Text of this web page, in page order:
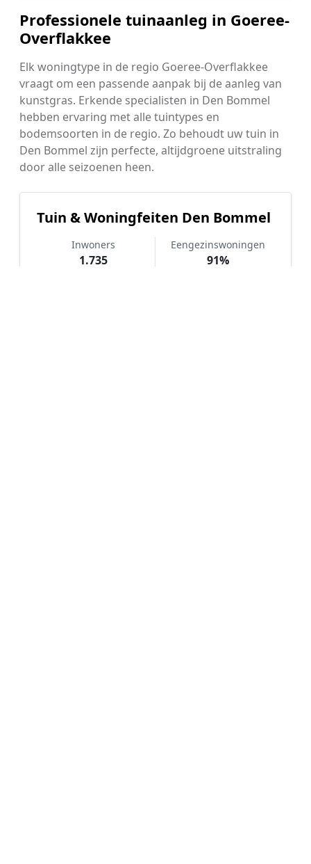
Professionele tuinaanleg in Goeree-
Overflakkee
Elk woningtype in de regio Goeree-Overflakkee
vraagt om een passende aanpak bij de aanleg van
kunstgras. Erkende specialisten in Den Bommel
hebben ervaring met alle tuintypes en
bodemsoorten in de regio. Zo behoudt uw tuin in
Den Bommel zijn perfecte, altijdgroene uitstraling
door alle seizoenen heen.
Tuin & Woningfeiten Den Bommel
Inwoners
1.735
Eengezinswoningen
91%